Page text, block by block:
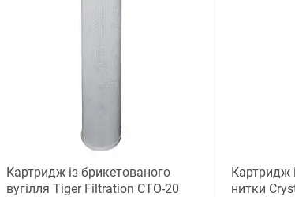
Картридж із брикетованого
вугілля Tiger Filtration CTO-20
Картридж
нитки